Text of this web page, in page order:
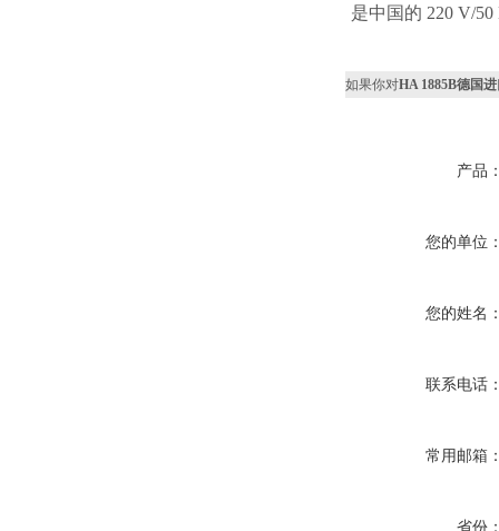
是中国的 220 V/
如果你对HA 1885B德国
产品
您的单位
您的姓名
联系电话
常用邮箱
省份